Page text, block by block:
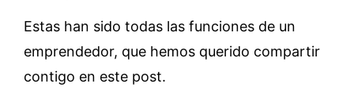
Estas han sido todas las funciones de un
emprendedor, que hemos querido compartir
contigo en este post.